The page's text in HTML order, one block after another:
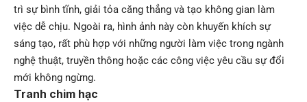
trì sự bình tĩnh, giải tỏa căng thẳng và tạo không gian làm
việc dễ chịu. Ngoài ra, hình ảnh này còn khuyến khích sự
sáng tạo, rất phù hợp với những người làm việc trong ngành
nghệ thuật, truyền thông hoặc các công việc yêu cầu sự đổi
mới không ngừng.
Tranh chim hạc